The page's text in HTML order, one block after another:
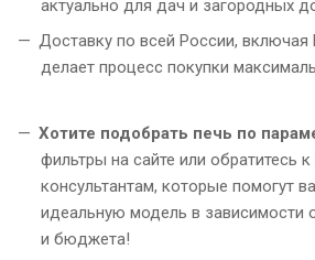
актуально для дач и загородных
Доставку по всей России, включая
делает процесс покупки
Хотите подобрать печь по
фильтры на сайте или обратитесь
консультантам, которые помогут
идеальную модель в зависимости
и бюджета!